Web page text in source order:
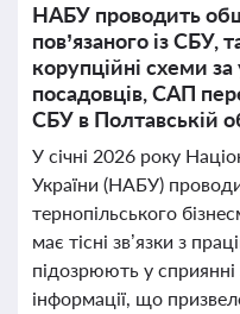
НАБУ проводить
пов’язаного із СБУ,
корупційні схеми за
посадовців, САП
СБУ в Полтавській
У січні 2026 року
України (НАБУ)
тернопільського
має тісні зв’язки з
підозрюють у
інформації, що